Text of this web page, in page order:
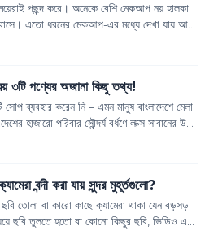
পছন্দ করে। অনেকে বেশি মেকআপ নয় হালকা
এতো ধরনের মেকআপ-এর মধ্যে দেখা যায় আর
৩টি পণ্যের অজানা কিছু তথ্য!
সোপ ব্যবহার করেন নি – এমন মানুষ বাংলাদেশে মেলা
হাজারো পরিবার সৌন্দর্য বর্ধণে লাক্স সাবানের উপর
বন্দী করা যায় সুন্দর মুহূর্তগুলো?
তোলা বা কারো কাছে ক্যামেরা থাকা যেন বড়সড়
ছবি তুলতে হতো বা কোনো কিছুর ছবি, ভিডিও এত